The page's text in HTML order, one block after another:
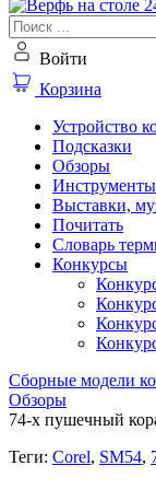
Войти
Корзина
Устройство
Подсказки
Обзоры
Инструменты
Выставки,
Почитать
Словарь
Конкурсы
Сборные модели
Обзоры
74-х пушечный
Теги: Corel, SM54,